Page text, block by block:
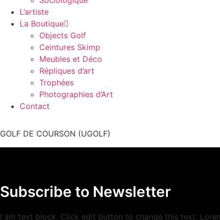
L’artiste
La Boutique
Objects Golf
Ceintures Skimp
Meubles et Déco
Répliques d’art
Trophées
Photographies d’Art
Contact
GOLF DE COURSON (UGOLF)
Subscribe to Newsletter
I am text block. Click edit button to change this text.